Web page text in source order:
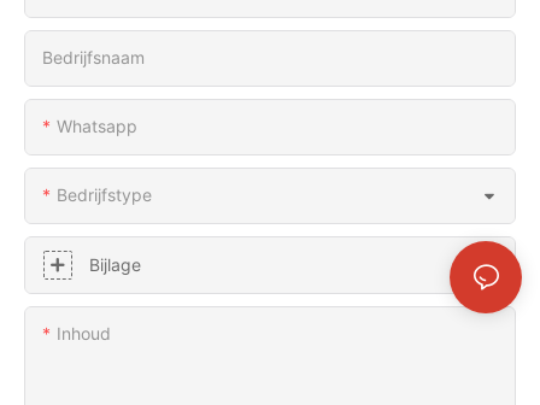
Bedrijfsnaam
Whatsapp
Bedrijfstype
Bijlage
Inhoud